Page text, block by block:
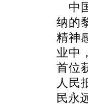
中
纳的
精神
业中
首位
人民
民永